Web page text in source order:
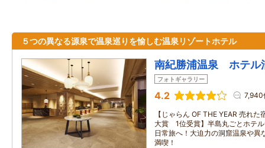
５つの異なる源泉で温泉巡りを愉しむ温泉リゾートホテル
南紀勝浦温泉 ホテル
フォトギャラリー
4.2 7,940
【じゃらん OF THE YEAR 売れ
大賞 1位受賞】半島丸ごとホテ
日常旅へ！大迫力の洞窟温泉や
満喫！